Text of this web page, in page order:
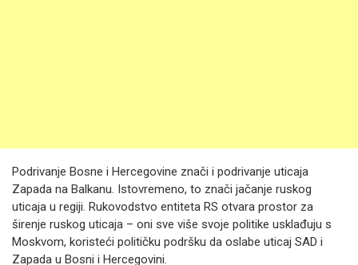
Podrivanje Bosne i Hercegovine znači i podrivanje uticaja
Zapada na Balkanu. Istovremeno, to znači jačanje ruskog
uticaja u regiji. Rukovodstvo entiteta RS otvara prostor za
širenje ruskog uticaja – oni sve više svoje politike usklađuju s
Moskvom, koristeći političku podršku da oslabe uticaj SAD i
Zapada u Bosni i Hercegovini.